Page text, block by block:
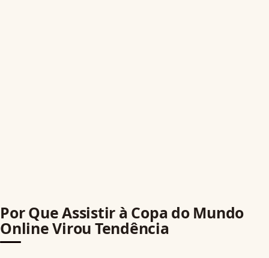
Por Que Assistir à Copa do Mundo
Online Virou Tendência